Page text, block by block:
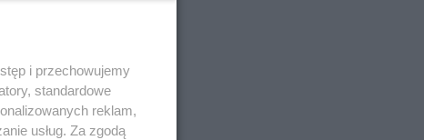
i przechowujemy
standardowe
reklam,
usług. Za zgodą